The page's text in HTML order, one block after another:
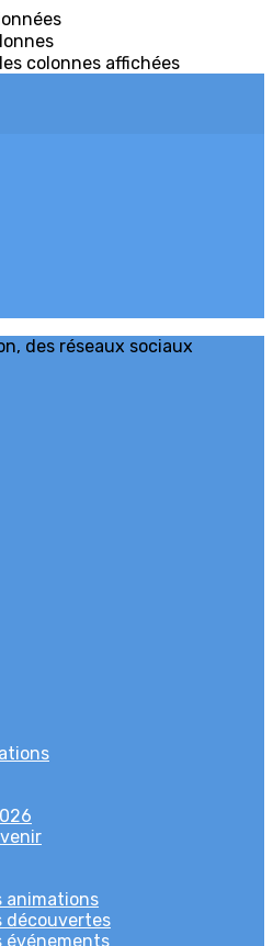
colonnes affichées
des réseaux sociaux
animations
découvertes
événements